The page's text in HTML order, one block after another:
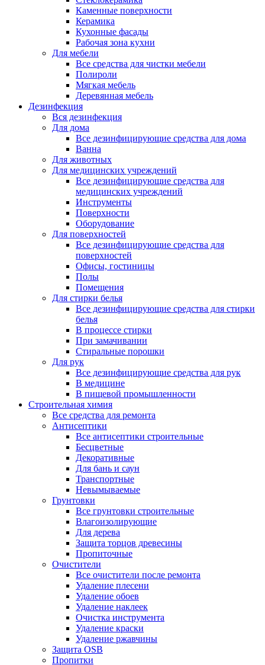
Каменные поверхности
Керамика
Кухонные фасады
Рабочая зона кухни
Для мебели
Все средства для чистки мебели
Полироли
Мягкая мебель
Деревянная мебель
Дезинфекция
Вся дезинфекция
Для дома
Все дезинфицирующие средства для дома
Ванна
Для животных
Для медицинских учреждений
Все дезинфицирующие средства для
медицинских учреждений
Инструменты
Поверхности
Оборудование
Для поверхностей
Все дезинфицирующие средства для
поверхностей
Офисы, гостиницы
Полы
Помещения
Для стирки белья
Все дезинфицирующие средства для стирки
белья
В процессе стирки
При замачивании
Стиральные порошки
Для рук
Все дезинфицирующие средства для рук
В медицине
В пищевой промышленности
Строительная химия
Все средства для ремонта
Антисептики
Все антисептики строительные
Бесцветные
Декоративные
Для бань и саун
Транспортные
Невымываемые
Грунтовки
Все грунтовки строительные
Влагоизолирующие
Для дерева
Защита торцов древесины
Пропиточные
Очистители
Все очистители после ремонта
Удаление плесени
Удаление обоев
Удаление наклеек
Очистка инструмента
Удаление краски
Удаление ржавчины
Защита OSB
Пропитки